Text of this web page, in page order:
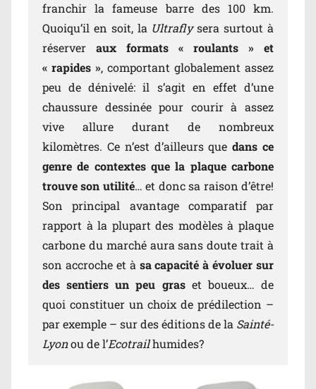
franchir la fameuse barre des 100 km.
Quoiqu’il en soit, la Ultraflysera surtout à
réserver aux formats « roulants » et
« rapides », comportant globalement assez
peu de dénivelé: il s’agit en effet d’une
chaussure dessinée pour courir à assez
vive allure durant de nombreux
kilomètres. Ce n’est d’ailleurs quedans ce
genre de contextes que la plaque carbone
trouve son utilité… et donc sa raison d’être!
Son principal avantage comparatif par
rapport à la plupart des modèles à plaque
carbone du marché aura sans doute trait à
son accroche et à sa capacité à évoluer sur
des sentiers un peu graset boueux… de
quoi constituer un choix de prédilection –
par exemple – sur des éditions de la Sainté-
Lyonou de l’Ecotrailhumides?